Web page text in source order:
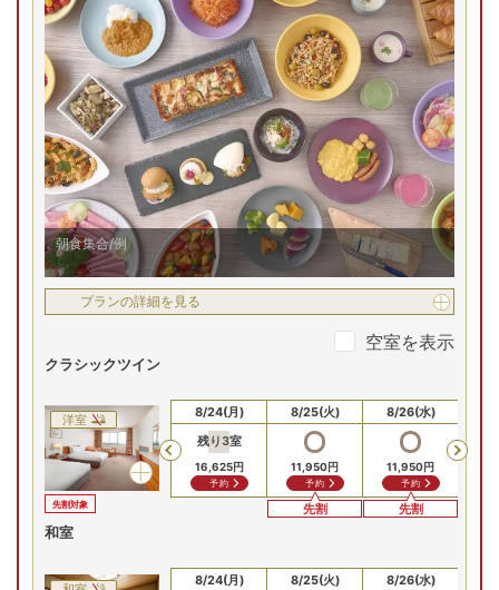
北陸、砺波平野を見下ろす高台に位置し、自然のやすらぎに
包まれます。全てのゲストルームは35㎡以上のゆったりとし
た空間。客室の大きな窓からは、四季折々の美しい景色を堪
能でき、旅の疲れを癒やします。
朝食集合/例
プランの詳細を見る
空室を表示
クラシックツイン
洋室
先割対象
Previous
8/22(土) 8/23(日)
8/24(月)
残り3室
16,625円
予約
8/25(火)
11,950円
予約
先割
8/26(水)
11,950円
予約
先割
和室
8/22(土) 8/23(日) 8/24(月) 8/25(火) 8/26(水)